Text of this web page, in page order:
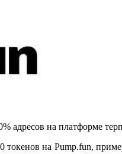
адресов на платформе
на Pump.fun,